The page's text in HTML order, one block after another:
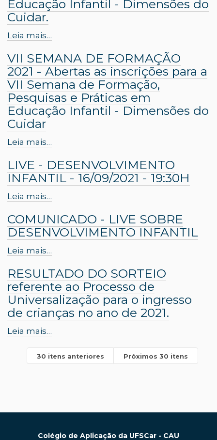
Educação Infantil - Dimensões do
Cuidar.
Leia mais…
VII SEMANA DE FORMAÇÃO
2021 - Abertas as inscrições para a
VII Semana de Formação,
Pesquisas e Práticas em
Educação Infantil - Dimensões do
Cuidar
Leia mais…
LIVE - DESENVOLVIMENTO
INFANTIL - 16/09/2021 - 19:30H
Leia mais…
COMUNICADO - LIVE SOBRE
DESENVOLVIMENTO INFANTIL
Leia mais…
RESULTADO DO SORTEIO
referente ao Processo de
Universalização para o ingresso
de crianças no ano de 2021.
Leia mais…
30 itens anteriores Próximos 30 itens
Colégio de Aplicação da UFSCar - CAU